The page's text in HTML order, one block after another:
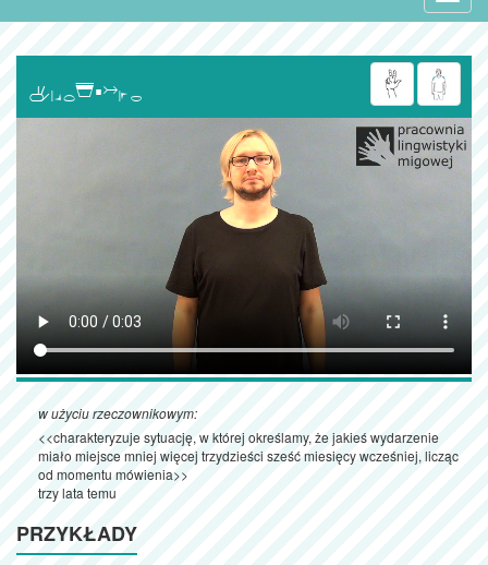

w użyciu rzeczownikowym:
<<charakteryzuje sytuację, w której określamy, że jakieś wydarzenie
miało miejsce mniej więcej trzydzieści sześć miesięcy wcześniej, licząc
od momentu mówienia>>
trzy lata temu
PRZYKŁADY